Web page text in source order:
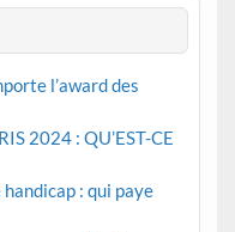
l’award des
2024 : QU’EST-CE
handicap : qui paye